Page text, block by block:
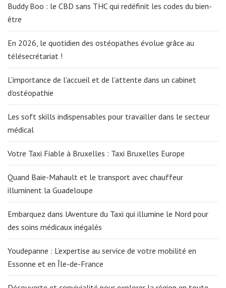
Buddy Boo : le CBD sans THC qui redéfinit les codes du bien-
être
En 2026, le quotidien des ostéopathes évolue grâce au
télésecrétariat !
L’importance de l’accueil et de l’attente dans un cabinet
d’ostéopathie
Les soft skills indispensables pour travailler dans le secteur
médical
Votre Taxi Fiable à Bruxelles : Taxi Bruxelles Europe
Quand Baie-Mahault et le transport avec chauffeur
illuminent la Guadeloupe
Embarquez dans lAventure du Taxi qui illumine le Nord pour
des soins médicaux inégalés
Youdepanne : L’expertise au service de votre mobilité en
Essonne et en Île-de-France